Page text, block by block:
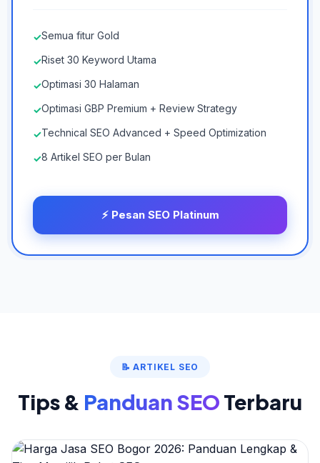
✓Semua fitur Gold
✓Riset 30 Keyword Utama
✓Optimasi 30 Halaman
✓Optimasi GBP Premium + Review Strategy
✓Technical SEO Advanced + Speed Optimization
✓8 Artikel SEO per Bulan
⚡ Pesan SEO Platinum
📝 ARTIKEL SEO
Tips & Panduan SEOTerbaru